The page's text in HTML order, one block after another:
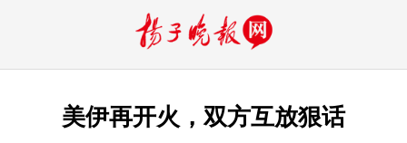
美伊再开火，双方互放狠话